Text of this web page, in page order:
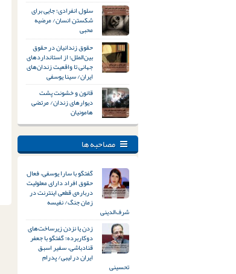
سلول انفرادی؛ جایی برای
شکستن انسان/ مرضیه
محبی
حقوق زندانیان در حقوق
بین‌الملل؛ از استانداردهای
جهانی تا واقعیت زندان‌های
ایران/ سینا یوسفی
قانون و خشونت پشت
دیوارهای زندان/ مرتضی
هامونیان
مصاحبه ها
گفتگو با سارا یوسفی، فعال
حقوق افراد دارای معلولیت
درباره‌ی قطعی اینترنت در
زمان جنگ/ نفیسه
شرف‌الدینی
زدن یا نزدن زیرساخت‌های
دوکاربرده؛ گفتگو با جعفر
قنادباشی، سفیر اسبق
ایران در لیبی/ پدرام
تحسینی